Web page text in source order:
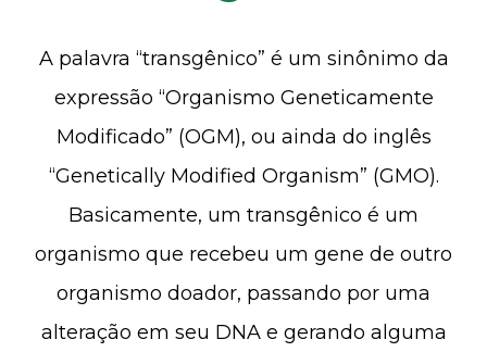
A palavra “transgênico” é um sinônimo da
expressão “Organismo Geneticamente
Modificado” (OGM), ou ainda do inglês
“Genetically Modified Organism” (GMO).
Basicamente, um transgênico é um
organismo que recebeu um gene de outro
organismo doador, passando por uma
alteração em seu DNA e gerando alguma